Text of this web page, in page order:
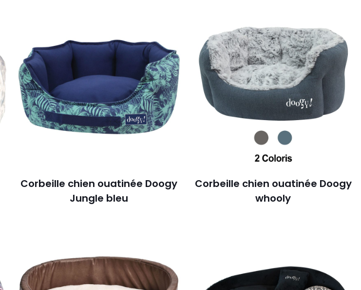
Corbeille chien ouatinée Doogy
Jungle bleu
Corbeille chien ouatinée Doogy
whooly